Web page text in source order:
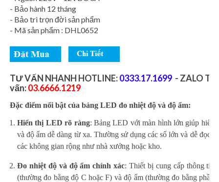
- Bảo hành 12 tháng
- Bảo trì trọn đời sản phẩm
- Mã sản phẩm : DHL0652
TƯ VẤN NHANH HOTLINE:0333.17.1699 - ZALO Tư
vấn:03.6666.1219
Đặc điểm nổi bật của bảng LED đo nhiệt độ và độ ẩm:
Hiển thị LED rõ ràng: Bảng LED với màn hình lớn giúp hiển
và độ ẩm dễ dàng từ xa. Thường sử dụng các số lớn và dễ đọc,
các không gian rộng như nhà xưởng hoặc kho.
Đo nhiệt độ và độ ẩm chính xác: Thiết bị cung cấp thông tin
(thường đo bằng độ C hoặc F) và độ ẩm (thường đo bằng phần